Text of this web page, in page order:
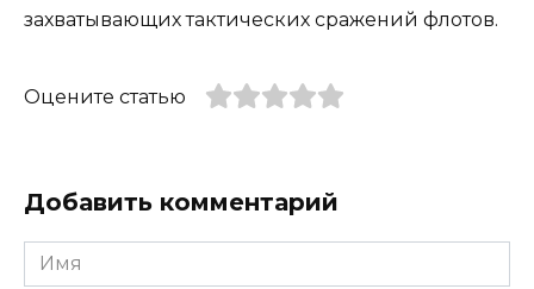
захватывающих тактических сражений флотов.
Оцените статью
Добавить комментарий
Имя
*